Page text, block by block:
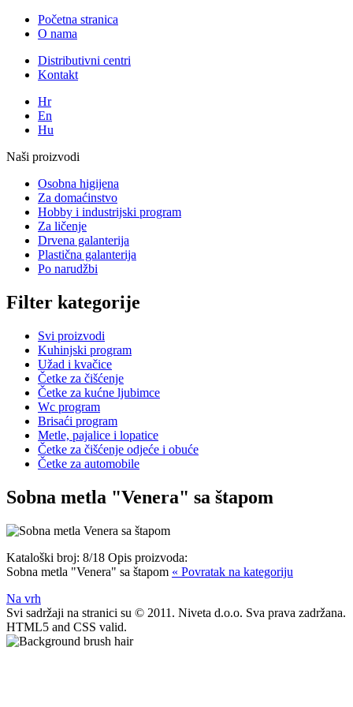
Početna stranica
O nama
Distributivni centri
Kontakt
Hr
En
Hu
Naši proizvodi
Osobna higijena
Za domaćinstvo
Hobby i industrijski program
Za ličenje
Drvena galanterija
Plastična galanterija
Po narudžbi
Filter kategorije
Svi proizvodi
Kuhinjski program
Užad i kvačice
Četke za čišćenje
Četke za kućne ljubimce
Wc program
Brisaći program
Metle, pajalice i lopatice
Četke za čišćenje odjeće i obuće
Četke za automobile
Sobna metla "Venera" sa štapom
Kataloški broj: 8/18 Opis proizvoda:
Sobna metla "Venera" sa štapom « Povratak na kategoriju
Na vrh
Svi sadržaji na stranici su © 2011. Niveta d.o.o. Sva prava zadržana.
HTML5 and CSS valid.